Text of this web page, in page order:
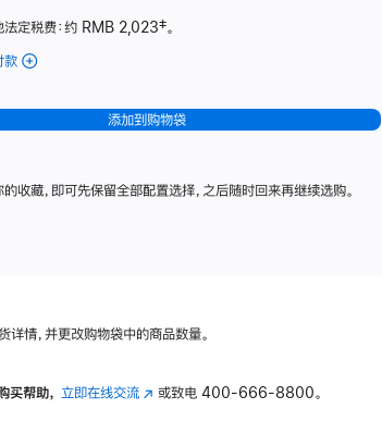
法定税费：约 RMB 2,023脚
‡。
款 (Studio
-
纳
理
可
斜
添加到购物袋
收藏，即可先保留全部配置选择，之后随时回来再继续选购。
详情，并更改购物袋中的商品数量。
买帮助， 立即在线交流(在 或致电400-666-8800。